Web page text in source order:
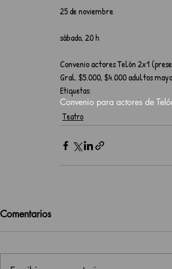
25 de noviembre
sábado, 20 h
Convenio actores Telón 2x1
Gral. $5.000, $4.000 adultos
Etiquetas:
Convenio para actores de
Teatro
Comentarios